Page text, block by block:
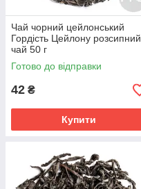
Чай чорний цейлонський
Гордість Цейлону розсипний
чай 50 г
Готово до відправки
42 ₴
Купити